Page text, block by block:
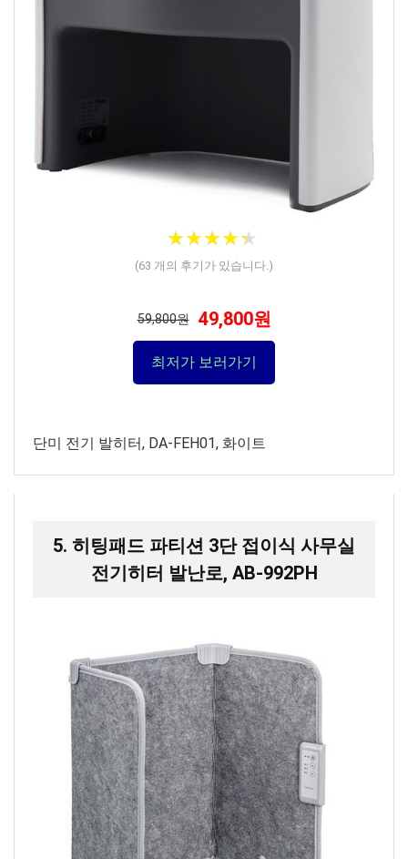
★★★★★
★★★★★
(63 개의 후기가 있습니다.)
59,800원 49,800원
최저가 보러가기
단미 전기 발히터, DA-FEH01, 화이트
5. 히팅패드 파티션 3단 접이식 사무실
전기히터 발난로, AB-992PH